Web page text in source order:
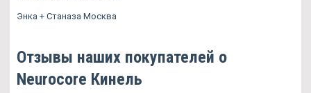
Энка + Станаза Москва
Отзывы наших покупателей о
Neurocore Кинель